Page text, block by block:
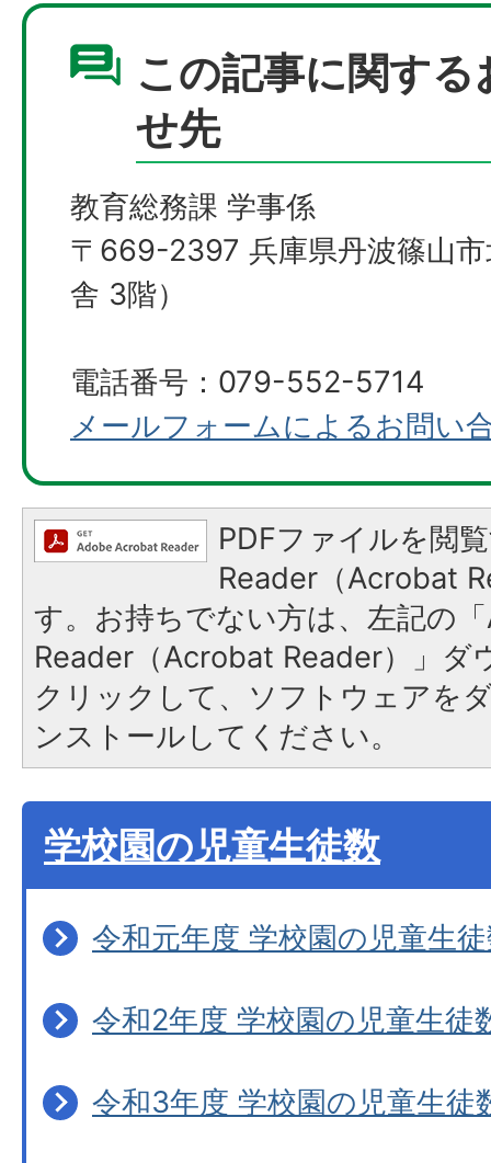
この記事に関する
せ先
教育総務課 学事係
〒669-2397 兵庫県丹波篠山
舎 3階）
電話番号：079-552-5714
メールフォームによるお問い
PDFファイルを閲
Reader（Acrobat
す。お持ちでない方は、左記の
Reader（Acrobat Reader）」ダ
クリックして、ソフトウェアを
ンストールしてください。
学校園の児童生徒数
令和元年度 学校園の児童生
令和2年度 学校園の児童生徒
令和3年度 学校園の児童生徒